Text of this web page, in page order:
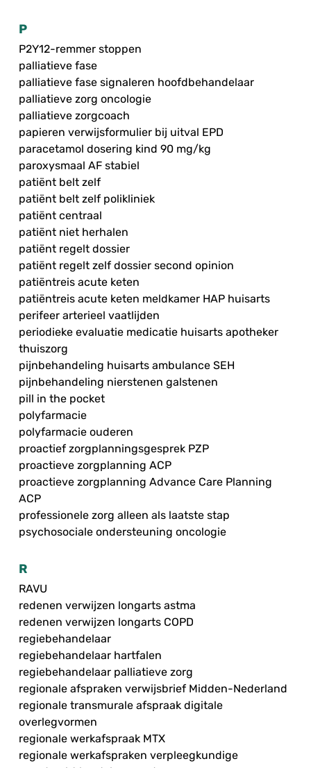
P
P2Y12-remmer stoppen
palliatieve fase
palliatieve fase signaleren hoofdbehandelaar
palliatieve zorg oncologie
palliatieve zorgcoach
papieren verwijsformulier bij uitval EPD
paracetamol dosering kind 90 mg/kg
paroxysmaal AF stabiel
patiënt belt zelf
patiënt belt zelf polikliniek
patiënt centraal
patiënt niet herhalen
patiënt regelt dossier
patiënt regelt zelf dossier second opinion
patiëntreis acute keten
patiëntreis acute keten meldkamer HAP huisarts
perifeer arterieel vaatlijden
periodieke evaluatie medicatie huisarts apotheker
thuiszorg
pijnbehandeling huisarts ambulance SEH
pijnbehandeling nierstenen galstenen
pill in the pocket
polyfarmacie
polyfarmacie ouderen
proactief zorgplanningsgesprek PZP
proactieve zorgplanning ACP
proactieve zorgplanning Advance Care Planning
ACP
professionele zorg alleen als laatste stap
psychosociale ondersteuning oncologie
R
RAVU
redenen verwijzen longarts astma
redenen verwijzen longarts COPD
regiebehandelaar
regiebehandelaar hartfalen
regiebehandelaar palliatieve zorg
regionale afspraken verwijsbrief Midden-Nederland
regionale transmurale afspraak digitale
overlegvormen
regionale werkafspraak MTX
regionale werkafspraken verpleegkundige